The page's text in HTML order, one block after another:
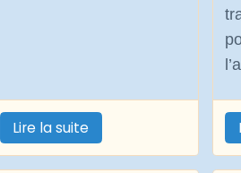
Lire la suite